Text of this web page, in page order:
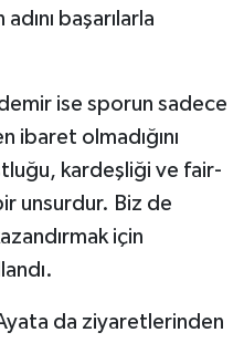
başarılarla
ise sporun sadece
ibaret olmadığını
kardeşliği ve fair-
unsurdur. Biz de
için
da ziyaretlerinden